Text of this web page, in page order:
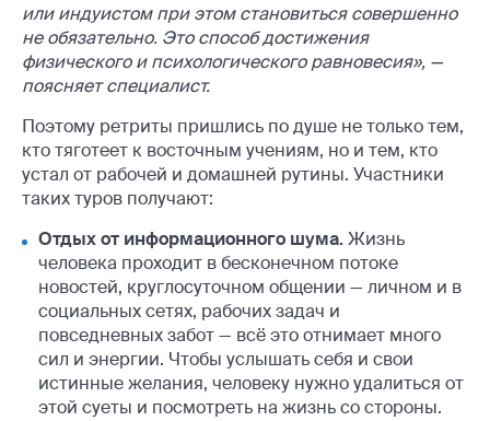
или индуистом при этом становиться совершенно
не обязательно. Это способ достижения
физического и психологического равновесия», —
поясняет специалист.
Поэтому ретриты пришлись по душе не только тем,
кто тяготеет к восточным учениям, но и тем, кто
устал от рабочей и домашней рутины. Участники
таких туров получают:
Отдых от информационного шума.Жизнь
человека проходит в бесконечном потоке
новостей, круглосуточном общении — личном и в
социальных сетях, рабочих задач и
повседневных забот — всё это отнимает много
сил и энергии. Чтобы услышать себя и свои
истинные желания, человеку нужно удалиться от
этой суеты и посмотреть на жизнь со стороны.